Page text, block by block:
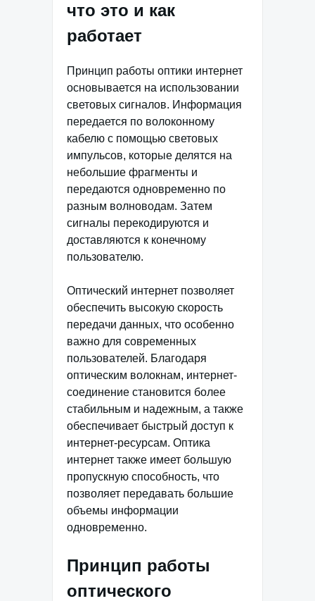
что это и как
работает
Принцип работы оптики интернет
основывается на использовании
световых сигналов. Информация
передается по волоконному
кабелю с помощью световых
импульсов, которые делятся на
небольшие фрагменты и
передаются одновременно по
разным волноводам. Затем
сигналы перекодируются и
доставляются к конечному
пользователю.
Оптический интернет позволяет
обеспечить высокую скорость
передачи данных, что особенно
важно для современных
пользователей. Благодаря
оптическим волокнам, интернет-
соединение становится более
стабильным и надежным, а также
обеспечивает быстрый доступ к
интернет-ресурсам. Оптика
интернет также имеет большую
пропускную способность, что
позволяет передавать большие
объемы информации
одновременно.
Принцип работы
оптического